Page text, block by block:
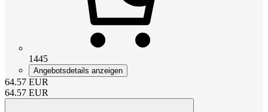
1445
Angebotsdetails anzeigen
64.57 EUR
64.57 EUR